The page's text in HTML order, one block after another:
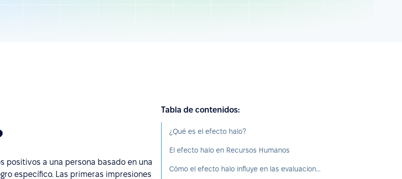
positivos a una persona basado en una
específico. Las primeras impresiones
Tabla de contenidos:
¿Qué es el efecto halo?
El efecto halo en Recursos Humanos
Cómo el efecto halo influye en las evaluaciones de los empleados